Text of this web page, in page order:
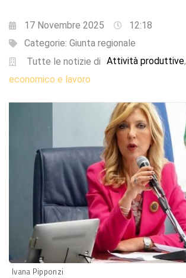
17 Novembre 2025
12:18
Categorie: Giunta regionale
Tutte le notizie di Attività produttive,
economico e lavoro
Ivana Pipponzi